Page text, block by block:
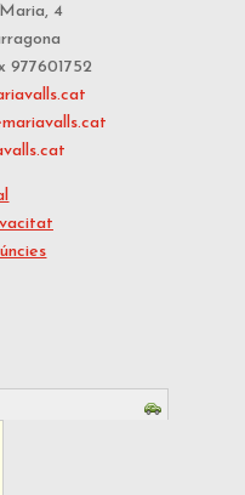
4
977601752